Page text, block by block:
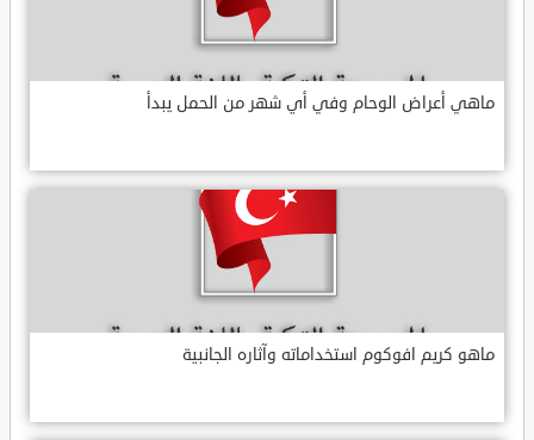
ماهي أعراض الوحام وفي أي شهر من الحمل يبدأ
ماهو كريم افوكوم استخداماته وآثاره الجانبية